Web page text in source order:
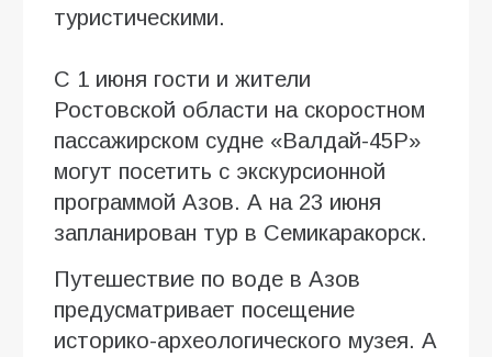
туристическими.
С 1 июня гости и жители
Ростовской области на скоростном
пассажирском судне «Валдай-45Р»
могут посетить с экскурсионной
программой Азов. А на 23 июня
запланирован тур в Семикаракорск.
Путешествие по воде в Азов
предусматривает посещение
историко-археологического музея. А